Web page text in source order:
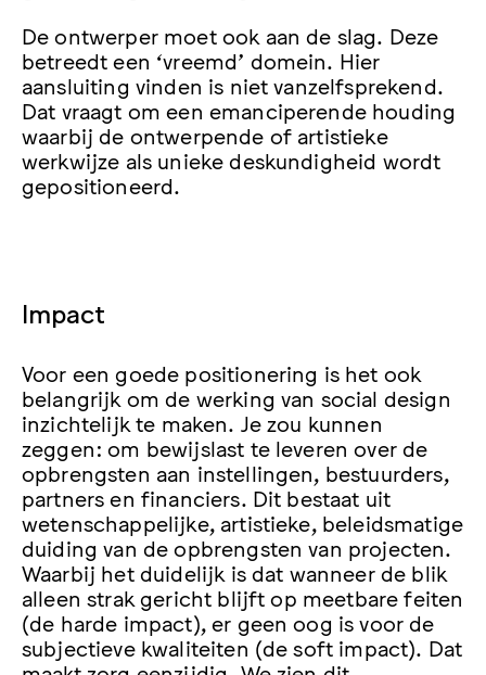
De ontwerper moet ook aan de slag. Deze
betreedt een ‘vreemd’ domein. Hier
aansluiting vinden is niet vanzelfsprekend.
Dat vraagt om een emanciperende houding
waarbij de ontwerpende of artistieke
werkwijze als unieke deskundigheid wordt
gepositioneerd.
Impact
Voor een goede positionering is het ook
belangrijk om de werking van social design
inzichtelijk te maken. Je zou kunnen
zeggen: om bewijslast te leveren over de
opbrengsten aan instellingen, bestuurders,
partners en financiers. Dit bestaat uit
wetenschappelijke, artistieke, beleidsmatige
duiding van de opbrengsten van projecten.
Waarbij het duidelijk is dat wanneer de blik
alleen strak gericht blijft op meetbare feiten
(de harde impact), er geen oog is voor de
subjectieve kwaliteiten (de soft impact). Dat